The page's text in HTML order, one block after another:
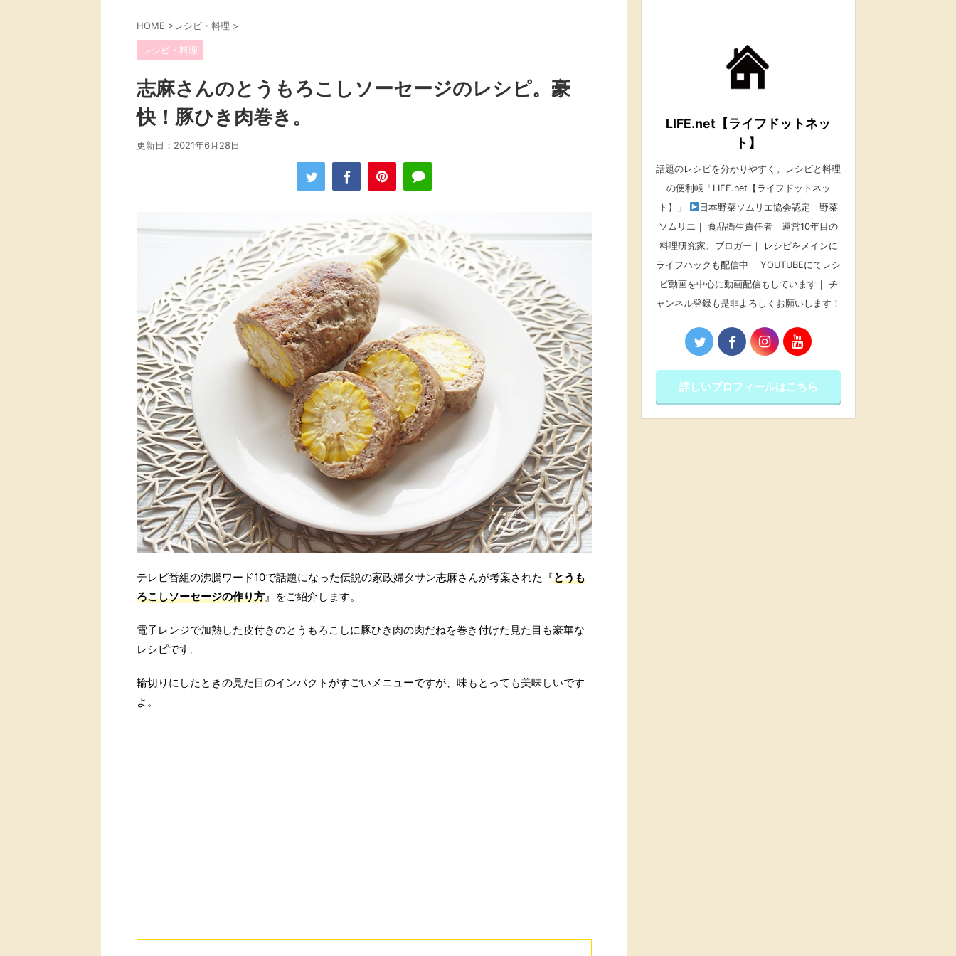
HOME >レシピ・料理 >
レシピ・料理
志麻さんのとうもろこしソーセージのレシピ。豪
快！豚ひき肉巻き。
更新日： 2021年6月28日
テレビ番組の沸騰ワード10で話題になった伝説の家政婦タサン志麻さんが考案された『とうも
ろこしソーセージの作り方 』をご紹介します。
電子レンジで加熱した皮付きのとうもろこしに豚ひき肉の肉だねを巻き付けた見た目も豪華な
レシピです。
輪切りにしたときの見た目のインパクトがすごいメニューですが、味もとっても美味しいです
よ。
LIFE.net【ライフドットネッ
ト】
話題のレシピを分かりやすく。レシピと料理
の便利帳「LIFE.net【ライフドットネッ
ト】」
日本野菜ソムリエ協会認定 野菜
ソムリエ｜ 食品衛生責任者｜運営10年目の
料理研究家、ブロガー｜ レシピをメインに
ライフハックも配信中｜ YOUTUBEにてレシ
ピ動画を中心に動画配信もしています｜ チ
ャンネル登録も是非よろしくお願いします！
詳しいプロフィールはこちら